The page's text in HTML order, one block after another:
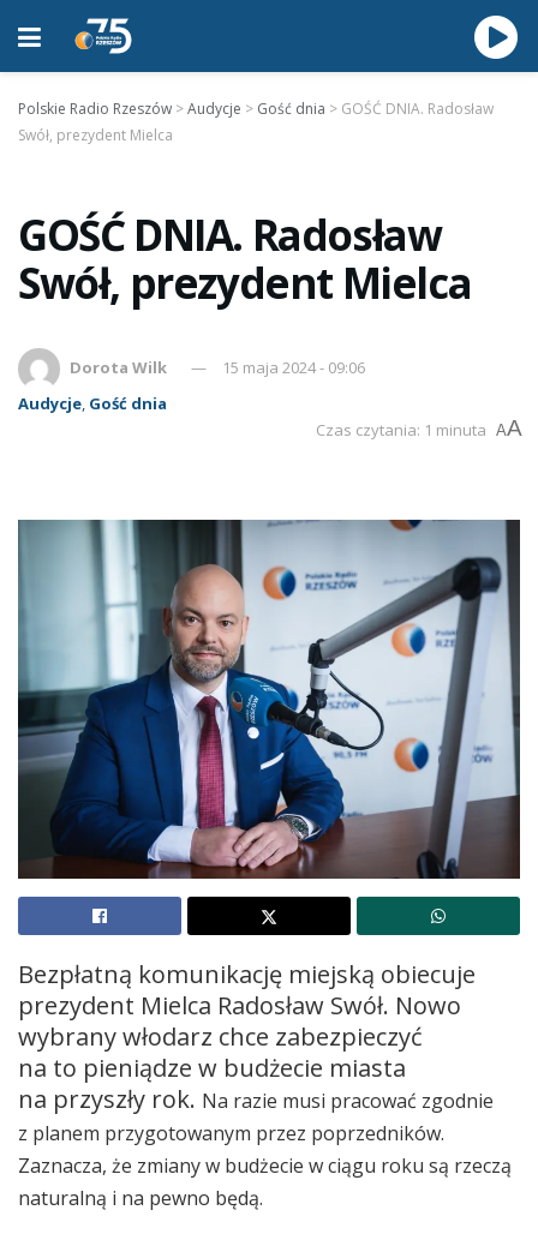
Polskie Radio Rzeszów >Audycje > Gość dnia > GOŚĆ DNIA. Radosław
Swół, prezydent Mielca
GOŚĆ DNIA. Radosław
Swół, prezydent Mielca
Dorota Wilk
15 maja 2024 - 09:06
Audycje, Gość dnia
Czas czytania: 1 minuta AA
Bezpłatną komunikację miejską obiecuje
prezydent Mielca Radosław Swół. Nowo
wybrany włodarz chce zabezpieczyć
na to pieniądze w budżecie miasta
na przyszły rok. Na razie musi pracować zgodnie
z planem przygotowanym przez poprzedników.
Zaznacza, że zmiany w budżecie w ciągu roku są rzeczą
naturalną i na pewno będą.